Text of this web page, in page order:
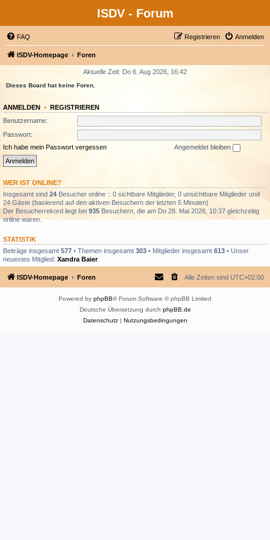
ISDV - Forum
FAQ Anmelden
Registrieren
ISDV-Homepage Foren
Aktuelle Zeit: Do 6. Aug 2026, 16:42
Dieses Board hat keine Foren.
ANMELDEN • REGISTRIEREN
Benutzername:
Passwort:
Ich habe mein Passwort vergessen
Angemeldet bleiben
WER IST ONLINE?
Insgesamt sind 24 Besucher online :: 0 sichtbare Mitglieder, 0 unsichtbare Mitglieder und
24 Gäste (basierend auf den aktiven Besuchern der letzten 5 Minuten)
Der Besucherrekord liegt bei 935 Besuchern, die am Do 28. Mai 2026, 10:37 gleichzeitig
online waren.
STATISTIK
Beiträge insgesamt 577 • Themen insgesamt 303 • Mitglieder insgesamt 613 • Unser
neuestes Mitglied: Xandra Baier
ISDV-Homepage Foren Alle Zeiten sind UTC+02:00
Powered by phpBB® Forum Software © phpBB Limited
Deutsche Übersetzung durch phpBB.de
Datenschutz| Nutzungsbedingungen